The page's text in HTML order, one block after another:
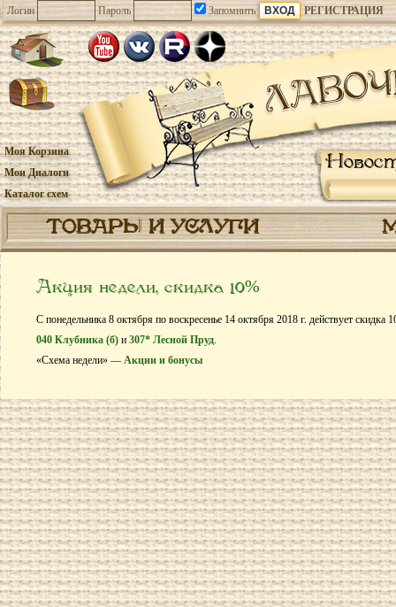
Логин Пароль Запомнить РЕГИСТРАЦИЯ
Моя Корзина
Мои Диалоги
Каталог схем
ТОВАРЫ И УСЛУГИ
Акция недели, скидка 10%
С понедельника 8 октября по воскресенье 14 октября 2018 г. действует скидка
040 Клубника (б) и 307* Лесной Пруд.
«Схема недели» — Акции и бонусы